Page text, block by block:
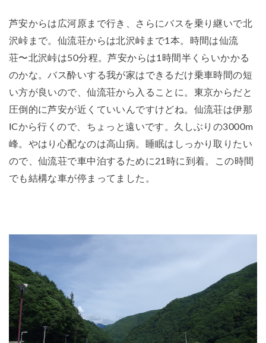
芦安からは広河原まで行き、さらにバスを乗り継いで北
沢峠まで。仙流荘からは北沢峠まで1本。時間は仙流
荘〜北沢峠は50分程。芦安からは1時間半くらいかかる
のかな。バス酔いする我が家はできるだけ乗車時間の短
い方が良いので、仙流荘から入ることに。東京からだと
圧倒的に芦安が近くていいんですけどね。仙流荘は伊那
ICから行くので、ちょっと遠いです。久しぶりの3000m
峰。やはり心配なのは高山病。睡眠はしっかり取りたい
ので、仙流荘で車中泊するために21時に到着。この時間
でも結構な車が停まってました。